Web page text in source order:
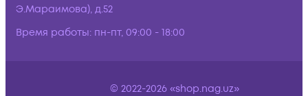
Э.Мараимова), д.52
Время работы: пн-пт, 09:00 - 18:00
© 2022-2026 «shop.nag.uz»